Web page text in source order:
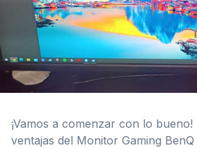
¡Vamos a comenzar con lo
ventajas del Monitor Gaming BenQ